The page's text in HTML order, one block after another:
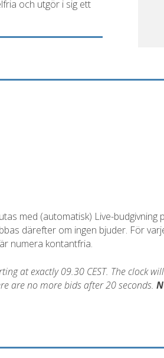
och utgör i sig ett
med (automatisk) Live-budgivning
därefter om ingen bjuder. För
numera kontantfria.
at exactly 09.30 CEST. The clock
are no more bids after 20 seconds.